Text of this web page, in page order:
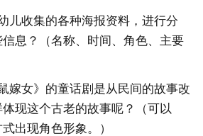
儿收集的各种海报资料，进行分
息？（名称、时间、角色、主要
嫁女》的童话剧是从民间的故事改
现这个古老的故事呢？（可以
出现角色形象。）